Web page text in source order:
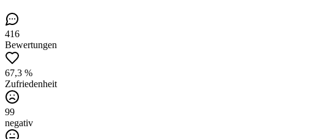
416
Bewertungen
67,3 %
Zufriedenheit
99
negativ